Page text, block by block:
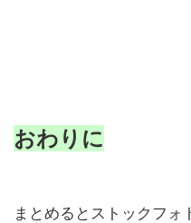
おわりに
まとめるとストックフォ